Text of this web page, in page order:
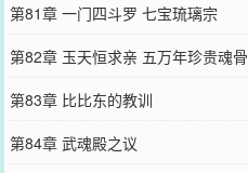
第81章 一门四斗罗 七宝琉璃宗
第82章 玉天恒求亲 五万年珍贵魂骨
第83章 比比东的教训
第84章 武魂殿之议